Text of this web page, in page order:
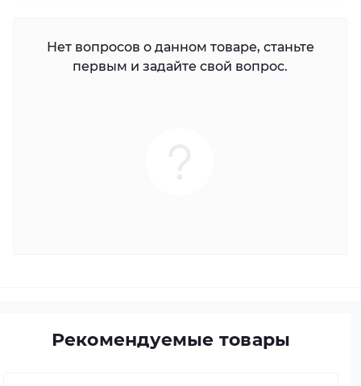
Нет вопросов о данном товаре, станьте
первым и задайте свой вопрос.
Рекомендуемые товары